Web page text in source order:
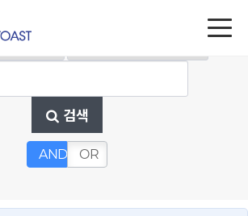
검색
AND OR